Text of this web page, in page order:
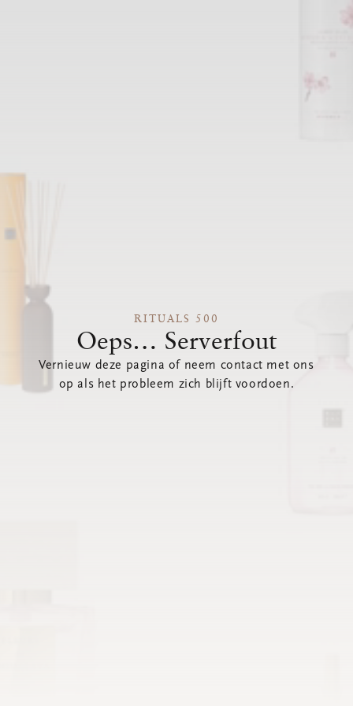
RITUALS 500
Oeps… Serverfout
Vernieuw deze pagina of neem contact met ons
op als het probleem zich blijft voordoen.